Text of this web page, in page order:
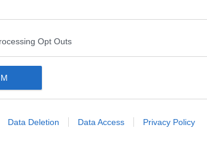
Opt Outs
Data Deletion Data Access Privacy Policy
si fa squadra per l’acciaio
il ministro Urso, il presidente Giani,il sindaco Ferrari e i
e gli impegni per il Polo siderurgico